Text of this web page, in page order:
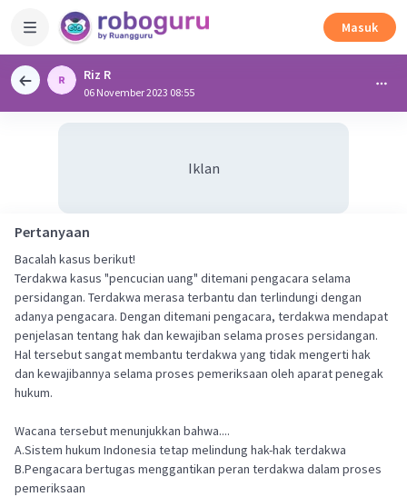
Masuk
Riz R
06 November 2023 08:55
Iklan
Pertanyaan
Bacalah kasus berikut!
Terdakwa kasus "pencucian uang" ditemani pengacara selama
persidangan. Terdakwa merasa terbantu dan terlindungi dengan
adanya pengacara. Dengan ditemani pengacara, terdakwa mendapat
penjelasan tentang hak dan kewajiban selama proses persidangan.
Hal tersebut sangat membantu terdakwa yang tidak mengerti hak
dan kewajibannya selama proses pemeriksaan oleh aparat penegak
hukum.
Wacana tersebut menunjukkan bahwa....
A.Sistem hukum Indonesia tetap melindung hak-hak terdakwa
B.Pengacara bertugas menggantikan peran terdakwa dalam proses
pemeriksaan